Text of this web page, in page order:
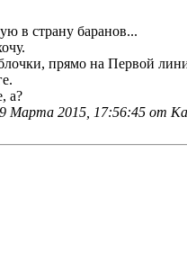
в страну баранов...
прямо на Первой
а?
Марта 2015, 17:56:45 от